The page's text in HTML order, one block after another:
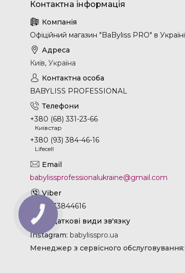
Офіційний магазин "BaByliss PRO" в Україні
Київ, Україна
BABYLISS PROFESSIONAL
+380 (68) 331-23-66
Київстар
+380 (93) 384-46-16
Lifecell
babylissprofessionalukraine@gmail.com
+380933844616
Instagram babylisspro.ua
Менеджер з сервісного обслуговування
КНОПКА
ЗВ'ЯЗКУ